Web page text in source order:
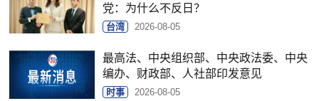
党：为什么不反日？
台湾 2026-08-05
最高法、中央组织部、中央政法委、中央
编办、财政部、人社部印发意见
时事 2026-08-05